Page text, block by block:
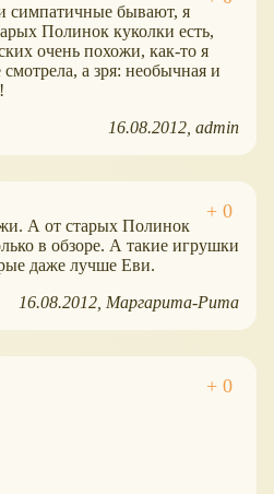
симпатичные бывают, я
Полинок куколки есть,
очень похожи, как-то я
а зря: необычная и
16.08.2012 admin
А от старых Полинок
в обзоре. А такие игрушки
даже лучше Еви.
16.08.2012 Маргарита-Рита